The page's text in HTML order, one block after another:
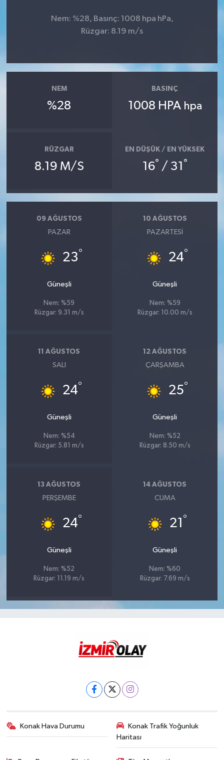
Nem: %28, Basınç: 1008 hpa hPa,
Rüzgar: 8.19 m/s
NEM
%28
BASINÇ
1008 HPA hpa
RÜZGAR
8.19 M/S
EN DÜŞÜK / EN YÜKSEK
16° / 31 °
09 AĞUSTOS
PAZAR
23°
Güneşli
Nem: %59
Rüzgar: 9.31 m/s
10 AĞUSTOS
PAZARTESI
24°
Güneşli
Nem: %59
Rüzgar: 10.00 m/s
11 AĞUSTOS
SALI
24°
Güneşli
Nem: %54
Rüzgar: 5.81 m/s
12 AĞUSTOS
ÇARŞAMBA
25°
Güneşli
Nem: %52
Rüzgar: 8.50 m/s
13 AĞUSTOS
PERŞEMBE
24°
Güneşli
Nem: %52
Rüzgar: 11.19 m/s
14 AĞUSTOS
CUMA
21 °
Güneşli
Nem: %60
Rüzgar: 7.69 m/s
Konak Hava Durumu
Konak Trafik Yoğunluk
Haritası